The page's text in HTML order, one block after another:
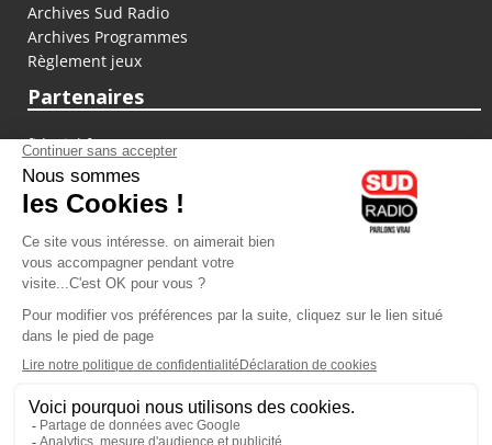
Archives Sud Radio
Archives Programmes
Règlement jeux
Partenaires
fiducial.fr
lyoncapitale.fr
olympique-et-lyonnais.com
L'application Iphone / Android
Téléchargez l'application
Les cookies
Gestion des cookies